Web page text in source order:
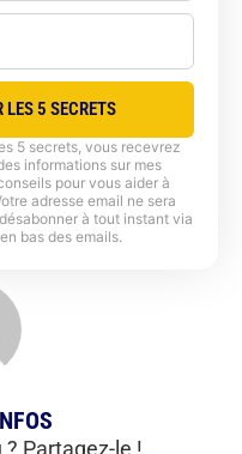
LES 5 SECRETS
5 secrets, vous recevrez
informations sur mes
pour vous aider à
adresse email ne sera
à tout instant via
bas des emails.
Partagez-le !